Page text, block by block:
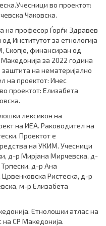
во проектот:
Чаковска.
на професор Ѓорѓи Здравев
Институтот за етнологија
финансиран од
за 2022 година
заштита на нематеријално
на проектот: Инес
проектот: Елизабета
лексикон на
на ИЕА. Раководител на
Проектот е
на УКИМ. Учесници
д-р Мирјана Мирчевска, д-
д-р Ана
Ристеска, д-р
м-р Елизабета
Етнолошки атлас на
на СР Македонија.